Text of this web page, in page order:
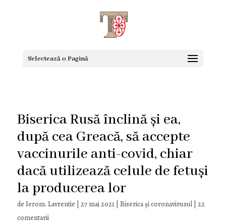
Selectează o Pagină
Biserica Rusă înclină și ea,
după cea Greacă, să accepte
vaccinurile anti-covid, chiar
dacă utilizează celule de fetuși
la producerea lor
de Ierom. Lavrentie 27 mai 2021| Biserica și coronavirusul| 22
comentarii